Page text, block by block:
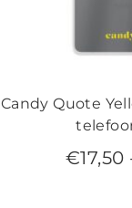
Candy Quote
€17,50